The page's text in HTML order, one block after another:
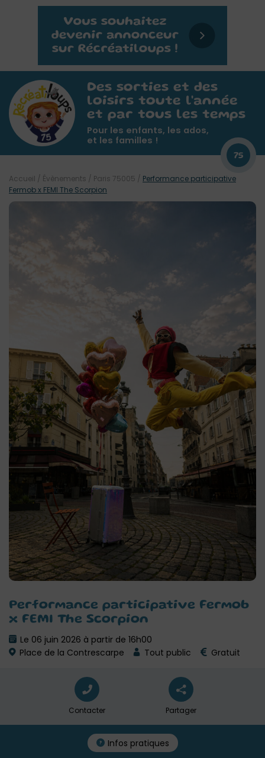
Des sorties et des
loisirs toute l'année
et par tous les temps
Pour les enfants, les ados,
et les familles !
75
Performance participative Fermob
x FEMI The Scorpion
Le 06 juin 2026 à partir de 16h00
Place de la Contrescarpe
Tout public Gratuit
Accueil / Évènements / Paris 75005 / Performance participative
Fermob x FEMI The Scorpion
Contacter Partager
Infos pratiques